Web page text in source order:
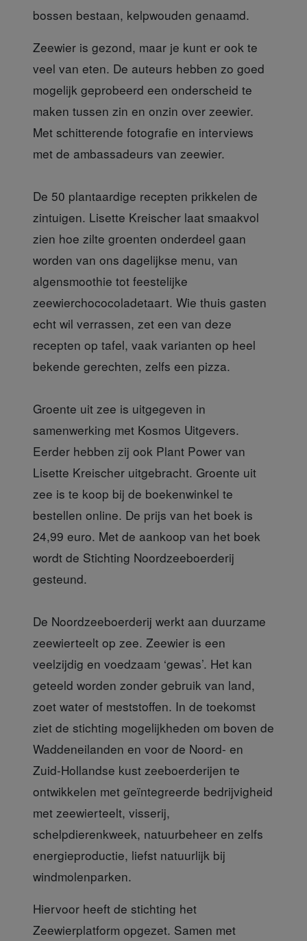
bossen bestaan, kelpwouden genaamd.
Zeewier is gezond, maar je kunt er ook te
veel van eten. De auteurs hebben zo goed
mogelijk geprobeerd een onderscheid te
maken tussen zin en onzin over zeewier.
Met schitterende fotografie en interviews
met de ambassadeurs van zeewier.
De 50 plantaardige recepten prikkelen de
zintuigen. Lisette Kreischer laat smaakvol
zien hoe zilte groenten onderdeel gaan
worden van ons dagelijkse menu, van
algensmoothie tot feestelijke
zeewierchococoladetaart. Wie thuis gasten
echt wil verrassen, zet een van deze
recepten op tafel, vaak varianten op heel
bekende gerechten, zelfs een pizza.
Groente uit zee is uitgegeven in
samenwerking met Kosmos Uitgevers.
Eerder hebben zij ook Plant Power van
Lisette Kreischer uitgebracht. Groente uit
zee is te koop bij de boekenwinkel te
bestellen online. De prijs van het boek is
24,99 euro. Met de aankoop van het boek
wordt de Stichting Noordzeeboerderij
gesteund.
De Noordzeeboerderij werkt aan duurzame
zeewierteelt op zee. Zeewier is een
veelzijdig en voedzaam ‘gewas’. Het kan
geteeld worden zonder gebruik van land,
zoet water of meststoffen. In de toekomst
ziet de stichting mogelijkheden om boven de
Waddeneilanden en voor de Noord- en
Zuid-Hollandse kust zeeboerderijen te
ontwikkelen met geïntegreerde bedrijvigheid
met zeewierteelt, visserij,
schelpdierenkweek, natuurbeheer en zelfs
energieproductie, liefst natuurlijk bij
windmolenparken.
Hiervoor heeft de stichting het
Zeewierplatform opgezet. Samen met